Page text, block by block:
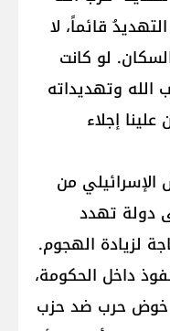
قائماً، لا
لو كانت
وتهديداته
إجلاء
من
إلى دولة تهدد
لزيادة الهجوم.
داخل الحكومة،
خوض حرب ضد حزب